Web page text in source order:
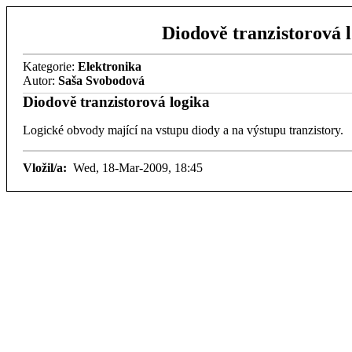
Diodově tranzistorová
Kategorie: Elektronika
Autor: Saša Svobodová
Diodově tranzistorová logika
Logické obvody mající na vstupu diody a na výstupu tranzistory.
Vložil/a: Wed, 18-Mar-2009, 18:45